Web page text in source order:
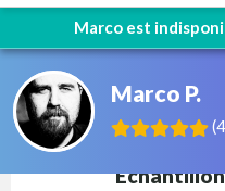
Marco est
Marco P.
(4